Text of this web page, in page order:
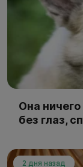
Она
без глаз,
2 дня назад